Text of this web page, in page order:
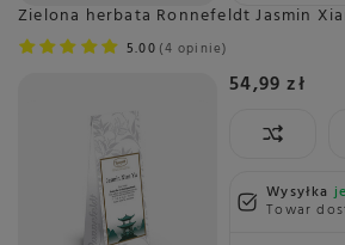
Zielona herbata Ronnefeldt Jasmin
5.00 4 opinie
54,99 zł
Wysyłka
Towar